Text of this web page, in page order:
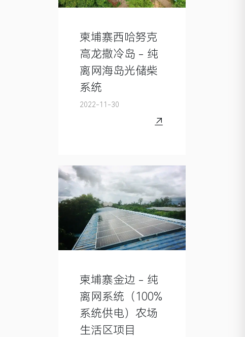
柬埔寨西哈努克
高龙撒冷岛 - 纯
离网海岛光储柴
系统
2022-11-30
柬埔寨金边 - 纯
离网系统（100%
系统供电）农场
生活区项目